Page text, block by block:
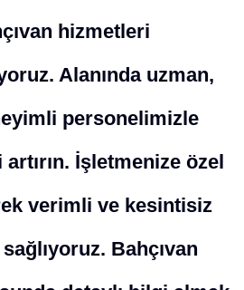
hizmetleri
Alanında uzman,
personelimizle
İşletmenize özel
verimli ve kesintisiz
Bahçıvan